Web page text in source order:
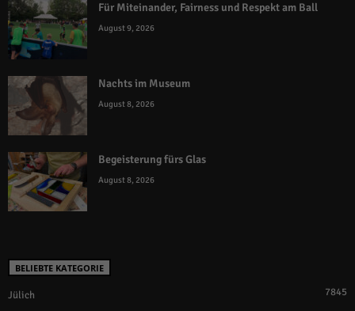
Für Miteinander, Fairness und Respekt am Ball
August 9, 2026
Nachts im Museum
August 8, 2026
Begeisterung fürs Glas
August 8, 2026
BELIEBTE KATEGORIE
Jülich
7845